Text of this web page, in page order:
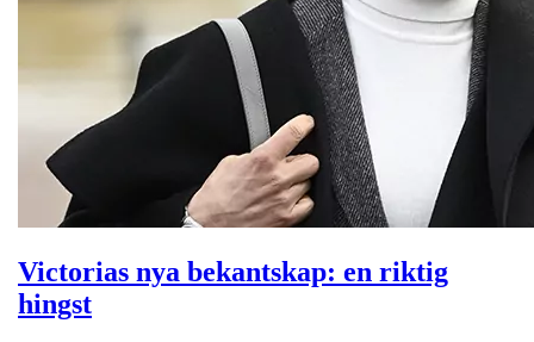
Victorias nya bekantskap: en riktig
hingst